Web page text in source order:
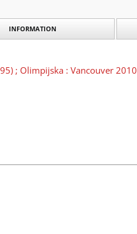
INFORMATION
; Olimpijska : Vancouver 2010